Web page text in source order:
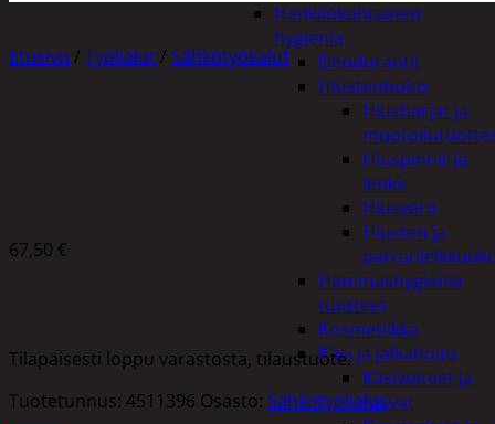
Henkilökohtainen
hygienia
Deodorantit
Hiustenhoito
Hiusharjat ja
Hiuspinnit ja
lenkit
Hiusvärit
Hiusten ja
Hammashygienia
tuotteet
Kosmetiikka
Käsi ja jalkahoito
Käsivoiteet ja
rasvat
Etusivu / Työkalut / Sähkötyökalut
67,50 €
Tilapäisesti loppu varastosta, tilaustuote.
Tuotetunnus: 4511396 Osasto: Sähkötyökalut